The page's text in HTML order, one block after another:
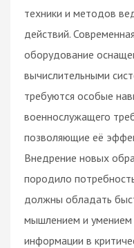
техники и методов
действий.
оборудование
вычислительными
требуются особые
военнослужащего
позволяющие её
Внедрение новых
породило
должны обладать
мышлением и
информации в